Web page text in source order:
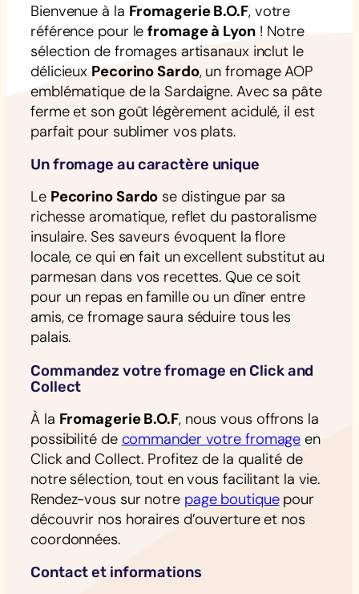
Bienvenue à la Fromagerie B.O.F, votre
référence pour lefromage à Lyon! Notre
sélection de fromages artisanaux inclut le
délicieux Pecorino Sardo, un fromage AOP
emblématique de la Sardaigne. Avec sa pâte
ferme et son goût légèrement acidulé, il est
parfait pour sublimer vos plats.
Un fromage au caractère unique
Le Pecorino Sardo se distingue par sa
richesse aromatique, reflet du pastoralisme
insulaire. Ses saveurs évoquent la flore
locale, ce qui en fait un excellent substitut au
parmesan dans vos recettes. Que ce soit
pour un repas en famille ou un dîner entre
amis, ce fromage saura séduire tous les
palais.
Commandez votre fromage en Click and
Collect
À la Fromagerie B.O.F, nous vous offrons la
possibilité de commander votre fromage en
Click and Collect. Profitez de la qualité de
notre sélection, tout en vous facilitant la vie.
Rendez-vous sur notre page boutiquepour
découvrir nos horaires d’ouverture et nos
coordonnées.
Contact et informations